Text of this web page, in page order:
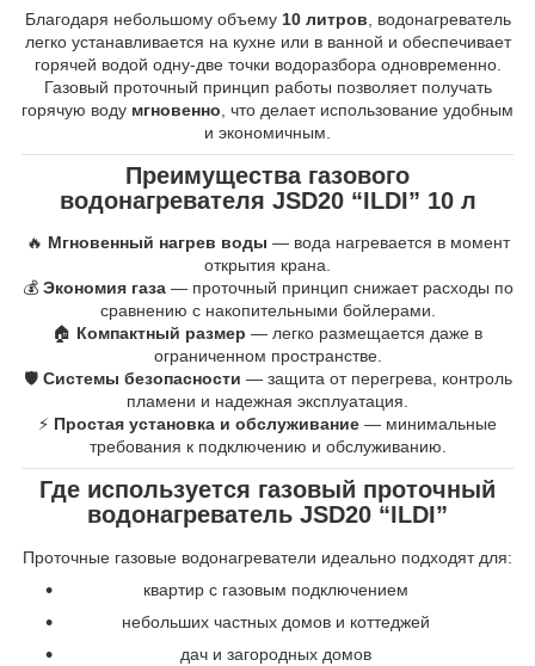
Благодаря небольшому объему 10 литров , водонагреватель
легко устанавливается на кухне или в ванной и обеспечивает
горячей водой одну-две точки водоразбора одновременно.
Газовый проточный принцип работы позволяет получать
горячую воду мгновенно , что делает использование удобным
и экономичным.
Преимущества газового
водонагревателя JSD20 “ILDI” 10 л
🔥 Мгновенный нагрев воды — вода нагревается в момент
открытия крана.
💰 Экономия газа— проточный принцип снижает расходы по
сравнению с накопительными бойлерами.
🏠 Компактный размер — легко размещается даже в
ограниченном пространстве.
🛡 Системы безопасности — защита от перегрева, контроль
пламени и надежная эксплуатация.
⚡ Простая установка и обслуживание — минимальные
требования к подключению и обслуживанию.
Где используется газовый проточный
водонагреватель JSD20 “ILDI”
Проточные газовые водонагреватели идеально подходят для:
квартир с газовым подключением
небольших частных домов и коттеджей
дач и загородных домов